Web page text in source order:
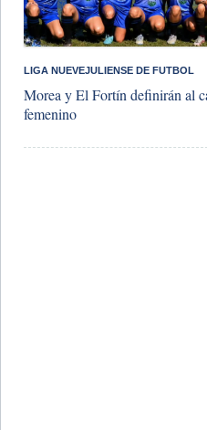
LIGA NUEVEJULIENSE DE FUTBOL
Morea y El Fortín definirán al
femenino